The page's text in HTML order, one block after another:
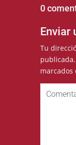
0
Enviar
Tu
publicada.
marcados